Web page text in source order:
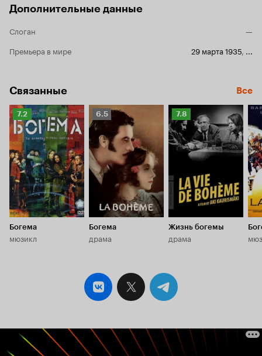
Дополнительные данные
Слоган
—
Премьера в мире
29 марта 1935, ...
Связанные Все
Рейтинг
Кинопоиска
7.2
7.2
Богема
мюзикл
Рейтинг
Кинопоиска
6.5
6.5
Богема
драма
Рейтинг
Кинопоиска
7.8
7.8
Жизнь богемы
драма